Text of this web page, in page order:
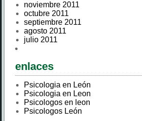
noviembre 2011
octubre 2011
septiembre 2011
agosto 2011
julio 2011
enlaces
Psicologia en León
Psicologia en Leon
Psicologos en leon
Psicologos León